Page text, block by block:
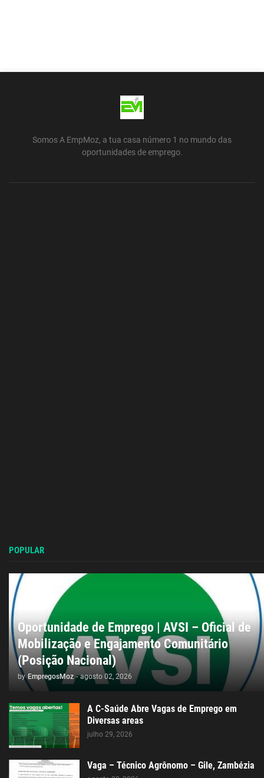
Somos A EmpMoz, a tua casa número 1 no mundo das
oportunidades de emprego.
POPULAR
Oportunidade de Emprego | AVSI – Oficial de
Mobilização e Engajamento Comunitário
(Posição Nacional)
by EmpregosMoz - agosto 02, 2026
A C-Saúde Abre Vagas de Emprego em
Diversas areas
julho 29, 2026
Vaga – Técnico Agrônomo – Gile, Zambézia